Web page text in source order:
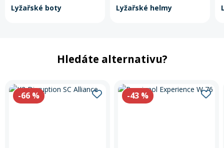
Lyžařské boty Lyžařské helmy
Hledáte alternativu?
-66 % -43 %